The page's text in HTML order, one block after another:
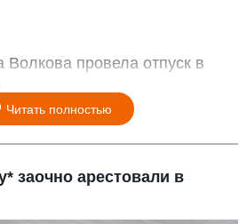
Волкова провела отпуск в
Читать полностью
заочно арестовали в